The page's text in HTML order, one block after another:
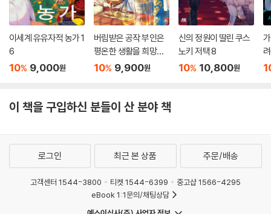
이세계 유유자적 농가 1
6
10% 9,000원
버림받은 공작 부인은
평온한 생활을 희망합
니다 1
10% 9,900원
신의 정원이 딸린 쿠스
노키 저택 8
10% 10,800원
이 책을 구입하신 분들이 산 분야 책
로그인 최근 본 상품 주문/배송
고객센터 1544-3800 티켓 1544-6399
중고샵 1566-4295
eBook 1:1문의/채팅상담